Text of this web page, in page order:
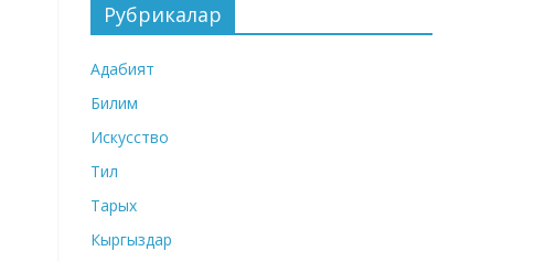
Рубрикалар
Адабият
Билим
Искусство
Тил
Тарых
Кыргыздар